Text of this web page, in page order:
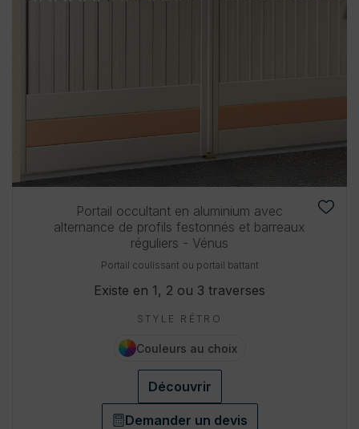
Portail occultant en aluminium avec
alternance de profils festonnés et barreaux
réguliers - Vénus
Portail coulissant ou portail battant
Existe en 1, 2 ou 3 traverses
STYLE RÉTRO
Couleurs au choix
Découvrir
Demander un devis